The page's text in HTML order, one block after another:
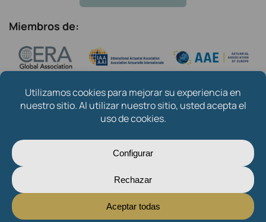
Miembros de:
Copyright © 2024Instituto de Actuarios Españoles.
Created byOksana Mytsan
Sobre nosotros